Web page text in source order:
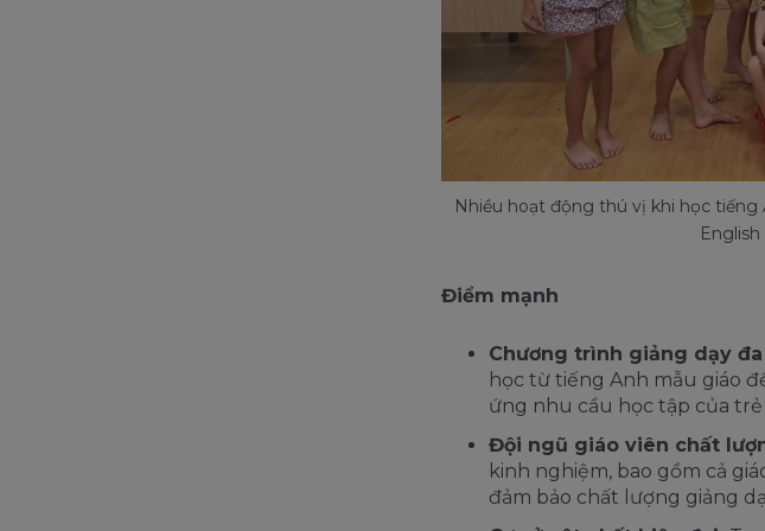
Nhiều hoạt động thú vị khi học tiếng
Điểm mạnh
Chương trình giảng dạy
học từ tiếng Anh mẫu giáo
ứng nhu cầu học tập của trẻ
Đội ngũ giáo viên chất
kinh nghiệm, bao gồm cả
đảm bảo chất lượng giảng